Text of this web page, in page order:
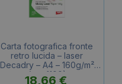
Carta fotografica fronte
retro lucida – laser
Decadry – A4 – 160g/m²
(conf.100)
18,66 €